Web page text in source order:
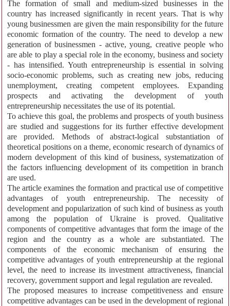
The formation of small and medium-sized businesses in the
country has increased significantly in recent years. That is why
young businessmen are given the main responsibility for the future
economic formation of the country. The need to develop a new
generation of businessmen - active, young, creative people who
are able to play a special role in the economy, business and society
- has intensified. Youth entrepreneurship is essential in solving
socio-economic problems, such as creating new jobs, reducing
unemployment, creating competent employees. Expanding
prospects and activating the development of youth
entrepreneurship necessitates the use of its potential.
To achieve this goal, the problems and prospects of youth business
are studied and suggestions for its further effective development
are provided. Methods of abstract-logical substantiation of
theoretical positions on a theme, economic research of dynamics of
modern development of this kind of business, systematization of
the factors influencing development of its competition in branch
are used.
The article examines the formation and practical use of competitive
advantages of youth entrepreneurship. The necessity of
development and popularization of such kind of business as youth
among the population of Ukraine is proved. Qualitative
components of competitive advantages that form the image of the
region and the country as a whole are substantiated. The
components of the economic mechanism of ensuring the
competitive advantages of youth entrepreneurship at the regional
level, the need to increase its investment attractiveness, financial
recovery, government support and legal regulation are revealed.
The proposed measures to increase competitiveness and ensure
competitive advantages can be used in the development of regional